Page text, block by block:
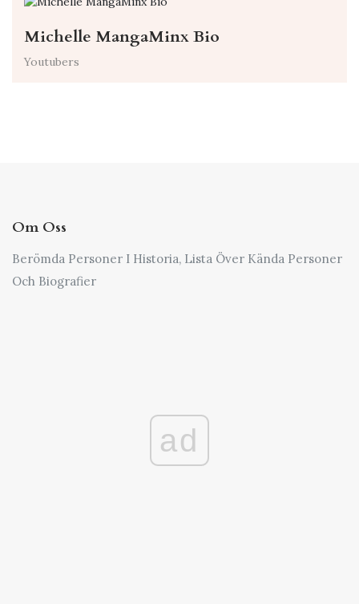
Michelle MangaMinx Bio
Youtubers
Om Oss
Berömda Personer I Historia, Lista Över Kända Personer
Och Biografier
ad